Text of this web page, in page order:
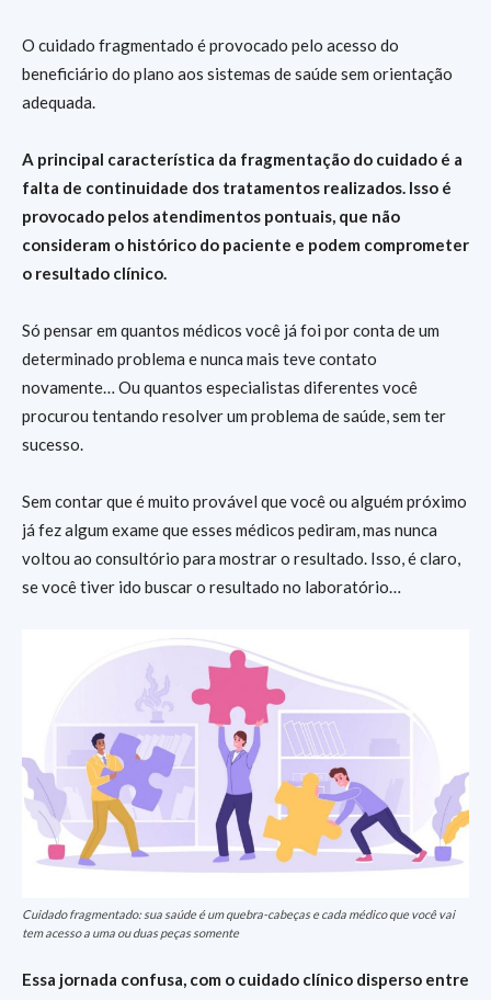
O cuidado fragmentado é provocado pelo acesso do
beneficiário do plano aos sistemas de saúde sem orientação
adequada.
A principal característica da fragmentação do cuidado é a
falta de continuidade dos tratamentos realizados. Isso é
provocado pelos atendimentos pontuais, que não
consideram o histórico do paciente e podem comprometer
o resultado clínico.
Só pensar em quantos médicos você já foi por conta de um
determinado problema e nunca mais teve contato
novamente… Ou quantos especialistas diferentes você
procurou tentando resolver um problema de saúde, sem ter
sucesso.
Sem contar que é muito provável que você ou alguém próximo
já fez algum exame que esses médicos pediram, mas nunca
voltou ao consultório para mostrar o resultado. Isso, é claro,
se você tiver ido buscar o resultado no laboratório…
Cuidado fragmentado: sua saúde é um quebra-cabeças e cada médico que você vai
tem acesso a uma ou duas peças somente
Essa jornada confusa, com o cuidado clínico disperso entre